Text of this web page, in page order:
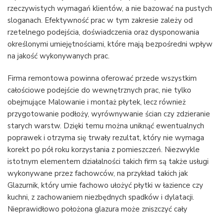
rodzaje
usług
powinna
oferować
rzeczywistych wymagań klientów, a nie bazować na pustych
sloganach. Efektywność prac w tym zakresie zależy od
rzetelnego podejścia, doświadczenia oraz dysponowania
określonymi umiejętnościami, które mają bezpośredni wpływ
na jakość wykonywanych prac.
Firma remontowa powinna oferować przede wszystkim
całościowe podejście do wewnętrznych prac, nie tylko
obejmujące Malowanie i montaż płytek, lecz również
przygotowanie podłoży, wyrównywanie ścian czy zdzieranie
starych warstw. Dzięki temu można uniknąć ewentualnych
poprawek i otrzyma się trwały rezultat, który nie wymaga
korekt po pół roku korzystania z pomieszczeń. Niezwykle
istotnym elementem działalności takich firm są także usługi
wykonywane przez fachowców, na przykład takich jak
Glazurnik, który umie fachowo ułożyć płytki w łazience czy
kuchni, z zachowaniem niezbędnych spadków i dylatacji.
Nieprawidłowo położona glazura może zniszczyć cały